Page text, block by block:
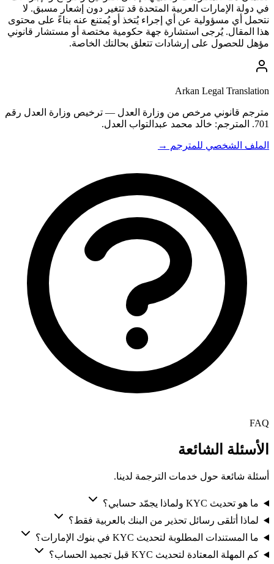
في دولة الإمارات العربية المتحدة قد تتغير دون إشعار مسبق. لا
نتحمل أي مسؤولية عن أي إجراء يُتخذ أو يُمتنع عنه بناءً على محتوى
هذا المقال. يُرجى استشارة جهة حكومية مختصة أو مستشار قانوني
مؤهل للحصول على إرشادات تتعلق بحالتك الخاصة.
Arkan Legal Translation
مترجم قانوني مرخص من وزارة العدل — ترخيص وزارة العدل رقم
701. المترجم: خالد محمد عبدالتواب العدل.
الملف الشخصي للمترجم →
FAQ
الأسئلة الشائعة
أسئلة شائعة حول خدمات الترجمة لدينا.
ما هو تحديث KYC ولماذا يجمّد حسابي؟
لماذا أتلقى رسائل تحذير من البنك بالعربية فقط؟
ما المستندات المطلوبة لتحديث KYC في بنوك الإمارات؟
كم المهلة المعتادة لتحديث KYC قبل تجميد الحساب؟